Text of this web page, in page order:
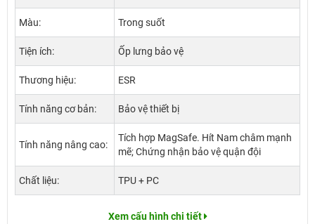
Màu: Trong suốt
Tiện ích: Ốp lưng bảo vệ
Thương hiệu: ESR
Tính năng cơ bản: Bảo vệ thiết bị
Tính năng nâng cao:
Tích hợp MagSafe. Hít Nam châm mạnh
mẽ; Chứng nhận bảo vệ quận đội
Chất liệu: TPU + PC
Xem cấu hình chi tiết